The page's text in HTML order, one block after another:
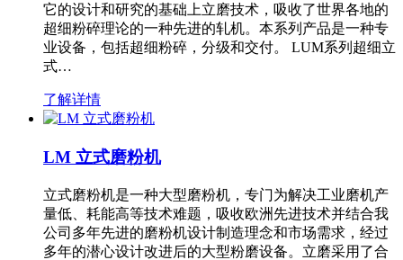
它的设计和研究的基础上立磨技术，吸收了世界各地的
超细粉碎理论的一种先进的轧机。本系列产品是一种专
业设备，包括超细粉碎，分级和交付。 LUM系列超细立
式…
了解详情
LM 立式磨粉机
立式磨粉机是一种大型磨粉机，专门为解决工业磨机产
量低、耗能高等技术难题，吸收欧洲先进技术并结合我
公司多年先进的磨粉机设计制造理念和市场需求，经过
多年的潜心设计改进后的大型粉磨设备。立磨采用了合